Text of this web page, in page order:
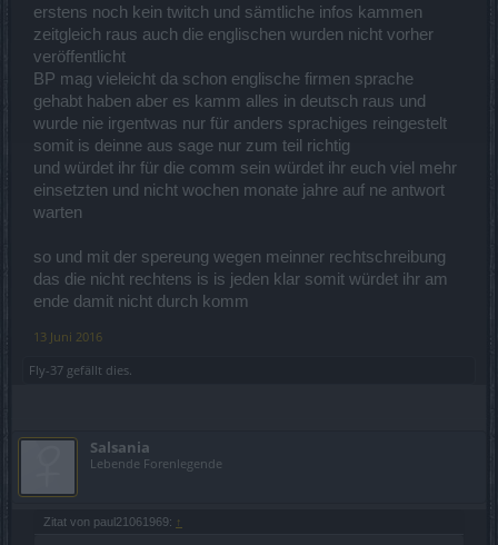
du dir die Boardregeln durchliest, dann solltest du dich fragen ob
deine Anschuldigung, wir wären nicht für die Comm da, berechtigt
sind. Laut denen hätten wir dir schon längst die
Schreibberechtigung entziehen müssen.
Also bitte erst vor der eigenen Tür kehren, bevor man versucht mit
Dreck zu werfen.
Dich interessiert das nicht, das ist in Ordnung, wie weiter oben
beschrieben sind diese Abläufe schon seit Jahren so und werden
auch nicht geändert. Nun hast du die Wahl: Entweder du lebst
damit und geduldest dich oder du bemühst dich etwas
Eigeninitative zu zeigen. Wir sind hier nicht Hotel Mama.
Decke in den Mund und komisch schreiben.. das kann ich.
LG
erstens noch kein twitch und sämtliche infos kammen
zeitgleich raus auch die englischen wurden nicht vorher
veröffentlicht
BP mag vieleicht da schon englische firmen sprache
gehabt haben aber es kamm alles in deutsch raus und
wurde nie irgentwas nur für anders sprachiges reingestelt
somit is deinne aus sage nur zum teil richtig
und würdet ihr für die comm sein würdet ihr euch viel mehr
einsetzten und nicht wochen monate jahre auf ne antwort
warten
so und mit der spereung wegen meinner rechtschreibung
das die nicht rechtens is is jeden klar somit würdet ihr am
ende damit nicht durch komm
13 Juni 2016
Fly-37 gefällt dies.
Salsania
Lebende Forenlegende
Zitat von paul21061969: ↑